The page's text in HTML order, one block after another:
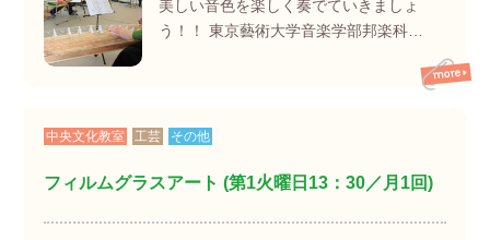
美しい音色を楽しく奏でていきましょ
う！！ 東京藝術大学音楽学部邦楽科…
中央文化教室 工芸 その他
フィルムグラスアート (第1火曜日13：30／月1回)